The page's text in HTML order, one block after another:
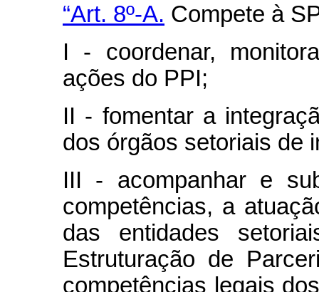
“Art. 8º-A. Compete à
I - coordenar,
ações do PPI;
II - fomentar a
dos órgãos setoriais de
III - acompanhar e
competências, a
das entidades
Estruturação de
competências legais